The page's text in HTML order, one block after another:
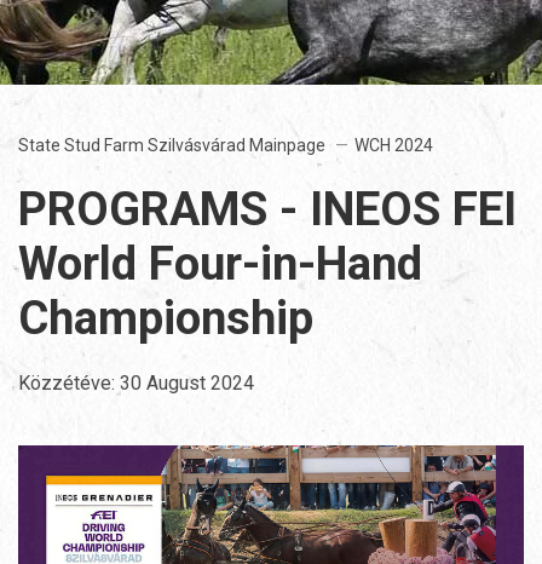
State Stud Farm Szilvásvárad Mainpage WCH 2024
PROGRAMS - INEOS FEI
World Four-in-Hand
Championship
Közzétéve: 30 August 2024